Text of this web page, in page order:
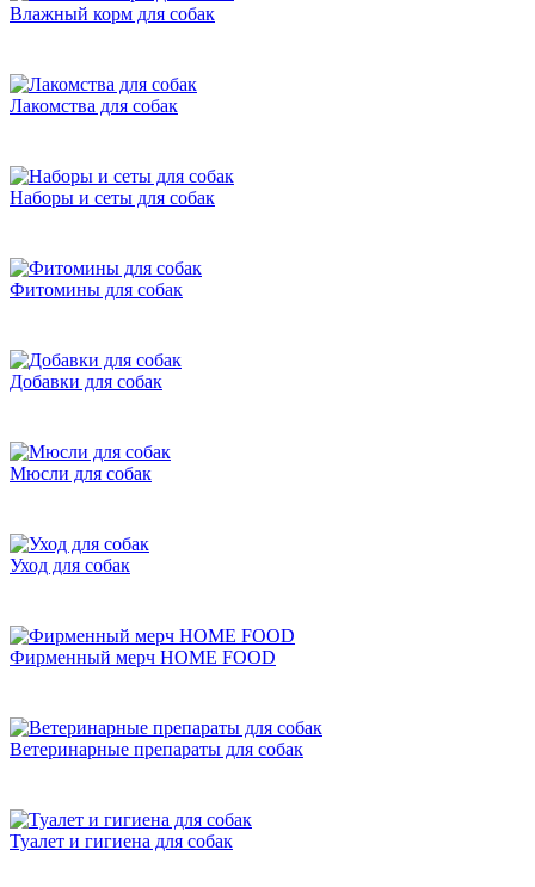
Влажный корм для собак
Лакомства для собак
Наборы и сеты для собак
Фитомины для собак
Добавки для собак
Мюсли для собак
Уход для собак
Фирменный мерч HOME FOOD
Ветеринарные препараты для собак
Туалет и гигиена для собак